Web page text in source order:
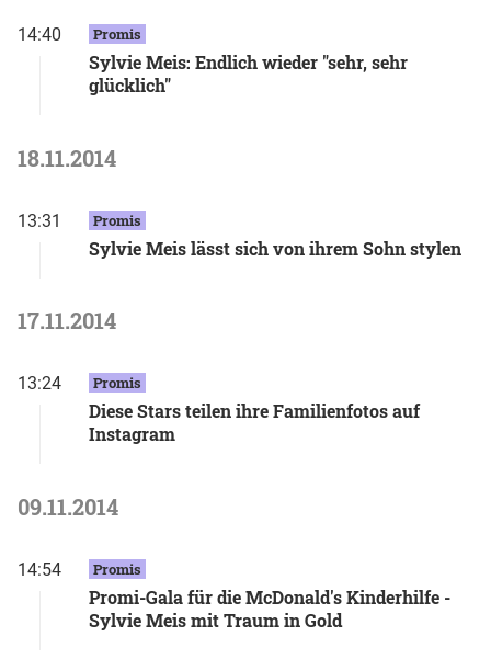
14:40 Promis
Sylvie Meis: Endlich wieder "sehr, sehr
glücklich"
18.11.2014
13:31 Promis
Sylvie Meis lässt sich von ihrem Sohn stylen
17.11.2014
13:24 Promis
Diese Stars teilen ihre Familienfotos auf
Instagram
09.11.2014
14:54 Promis
Promi-Gala für die McDonald's Kinderhilfe -
Sylvie Meis mit Traum in Gold